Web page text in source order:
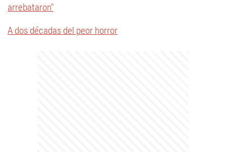
arrebataron"
A dos décadas del peor horror